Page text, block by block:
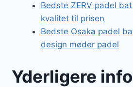
Bedste ZERV padel
kvalitet til prisen
Bedste Osaka padel
design møder padel
Yderligere